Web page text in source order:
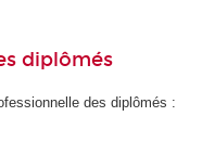
diplômés
des diplômés :